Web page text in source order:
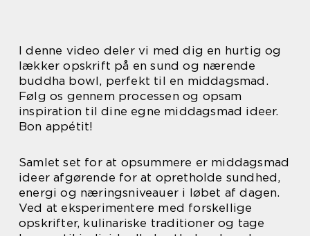
I denne video deler vi med dig en hurtig og
lækker opskrift på en sund og nærende
buddha bowl, perfekt til en middagsmad.
Følg os gennem processen og opsam
inspiration til dine egne middagsmad ideer.
Bon appétit!
Samlet set for at opsummere er middagsmad
ideer afgørende for at opretholde sundhed,
energi og næringsniveauer i løbet af dagen.
Ved at eksperimentere med forskellige
opskrifter, kulinariske traditioner og tage